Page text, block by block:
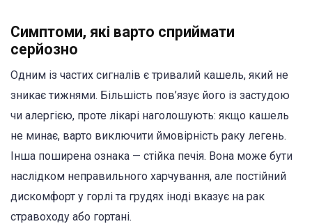
Симптоми, які варто сприймати
серйозно
Одним із частих сигналів є тривалий кашель, який не
зникає тижнями. Більшість пов’язує його із застудою
чи алергією, проте лікарі наголошують: якщо кашель
не минає, варто виключити ймовірність раку легень.
Інша поширена ознака — стійка печія. Вона може бути
наслідком неправильного харчування, але постійний
дискомфорт у горлі та грудях іноді вказує на рак
стравоходу або гортані.